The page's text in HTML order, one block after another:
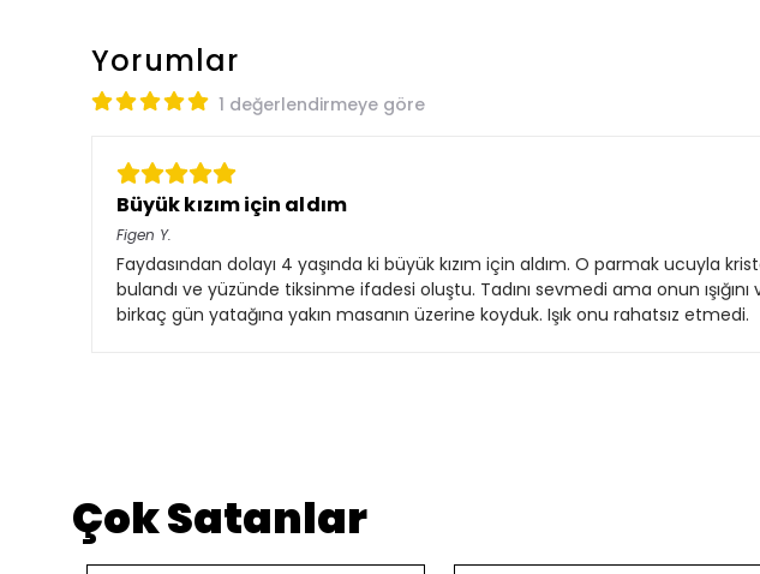
Yorumlar
1 değerlendirmeye göre
Büyük kızım için aldım
Figen Y.
Faydasından dolayı 4 yaşında ki büyük kızım için aldım. O parmak ucuyla
bulandı ve yüzünde tiksinme ifadesi oluştu. Tadını sevmedi ama onun
birkaç gün yatağına yakın masanın üzerine koyduk. Işık onu rahatsız etmedi.
Çok Satanlar